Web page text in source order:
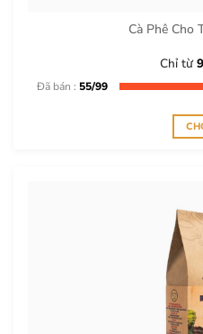
Cà Phê Cho
Chỉ từ
Đã bán : 55/99